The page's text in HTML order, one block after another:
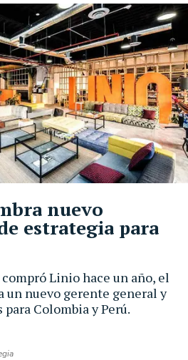
Linio hace un año, el
un nuevo gerente general y
Colombia y Perú.
nuevo
estrategia para